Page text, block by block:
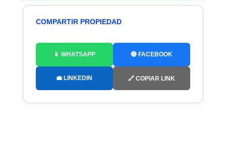
COMPARTIR PROPIEDAD
📱 WHATSAPP 🔵 FACEBOOK
💼 LINKEDIN 🔗 COPIAR LINK